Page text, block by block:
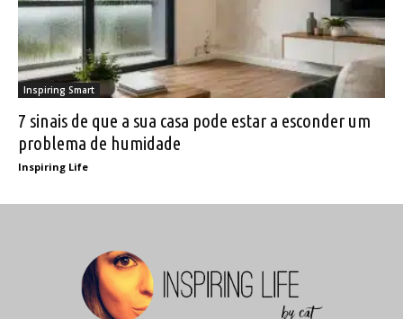
Inspiring Smart
7 sinais de que a sua casa pode estar a esconder um
problema de humidade
Inspiring Life